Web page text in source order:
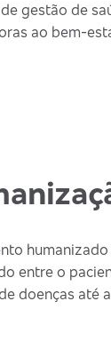
gestão de
ao bem-
entre o
doenças até